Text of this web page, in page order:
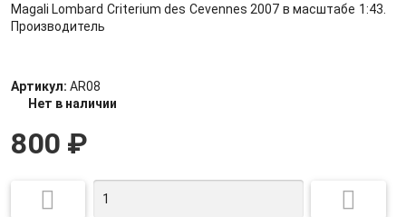
Magali Lombard Criterium des Cevennes 2007 в масштабе 1:43.
Производитель
Артикул: AR08
Нет в наличии
800 ₽
 